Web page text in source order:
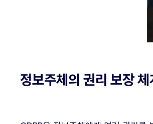
정보주체의 권리 보장 체